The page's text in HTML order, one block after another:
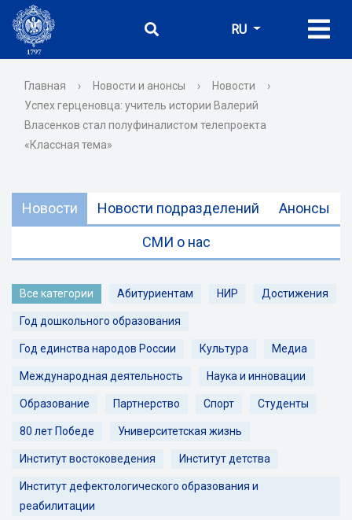
RU
Главная › Новости и анонсы › Новости
›
Успех герценовца: учитель истории Валерий
Власенков стал полуфиналистом телепроекта
«Классная тема»
Новости Новости подразделений Анонсы
СМИ о нас
Все категории Абитуриентам НИР Достижения
Год дошкольного образования
Год единства народов России Культура Медиа
Международная деятельность Наука и инновации
Образование Партнерство Спорт Студенты
80 лет Победе Университетская жизнь
Институт востоковедения Институт детства
Институт дефектологического образования и
реабилитации